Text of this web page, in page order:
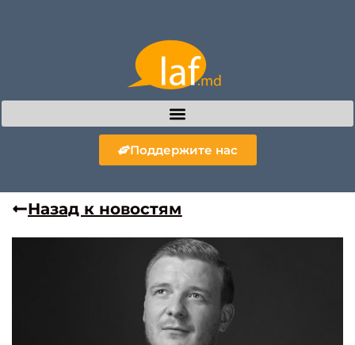
Поддержите нас
Назад к новостям